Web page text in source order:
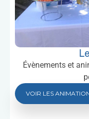
Évènements et
VOIR LES